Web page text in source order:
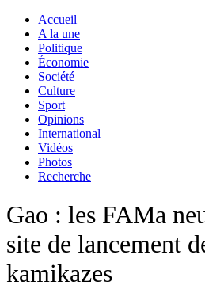
Accueil
A la une
Politique
Économie
Société
Culture
Sport
Opinions
International
Vidéos
Photos
Recherche
Gao : les FAMa
site de lancement
kamikazes